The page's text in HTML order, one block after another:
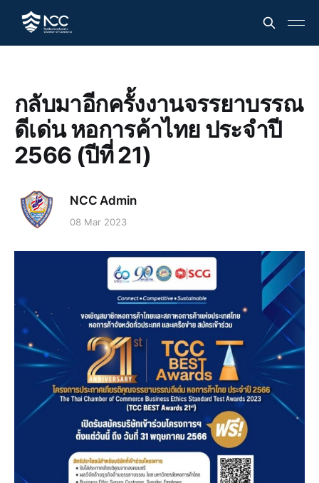
กลับมาอีกครั้งงานจรรยาบรรณ
ดีเด่น หอการค้าไทย ประจำปี
2566 (ปีที่ 21)
NCC Admin
08 Mar 2023